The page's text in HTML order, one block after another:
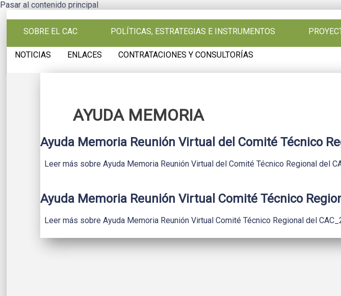
Pasar al contenido principal
SOBRE EL CAC POLÍTICAS, ESTRATEGIAS E INSTRUMENTOS
NOTICIAS ENLACES CONTRATACIONES Y CONSULTORÍAS
AYUDA MEMORIA
Ayuda Memoria Reunión Virtual del Comité Técnico
Leer más sobre Ayuda Memoria Reunión Virtual del Comité Técnico Regional del
Ayuda Memoria Reunión Virtual Comité Técnico
Leer más sobre Ayuda Memoria Reunión Virtual Comité Técnico Regional del